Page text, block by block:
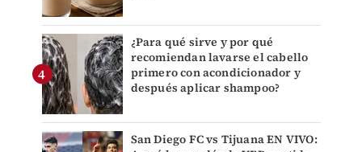
¿Para qué sirve y por qué
recomiendan lavarse el cabello
primero con acondicionador y
después aplicar shampoo?
San Diego FC vs Tijuana EN VIVO: